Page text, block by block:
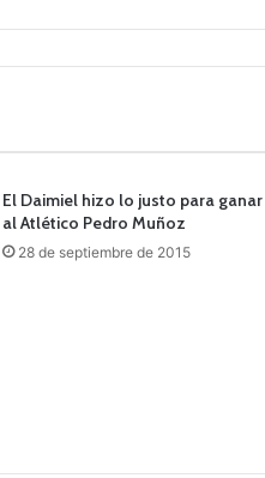
El Daimiel hizo lo justo para ganar
al Atlético Pedro Muñoz
28 de septiembre de 2015